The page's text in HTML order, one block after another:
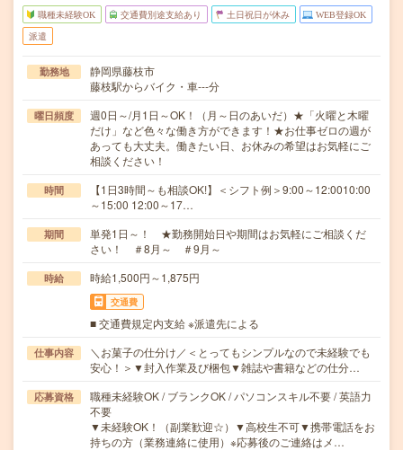
職種未経験OK 交通費別途支給あり 土日祝日が休み WEB登録OK
派遣
勤務地
静岡県藤枝市
藤枝駅からバイク・車---分
曜日頻度
週0日～/月1日～OK！（月～日のあいだ）★「火曜と木曜
だけ」など色々な働き方ができます！★お仕事ゼロの週が
あっても大丈夫。働きたい日、お休みの希望はお気軽にご
相談ください！
時間
【1日3時間～も相談OK!】＜シフト例＞9:00～12:0010:00
～15:00 12:00～17…
期間
単発1日～！ ★勤務開始日や期間はお気軽にご相談くだ
さい！ ＃8月～ ＃9月～
時給 時給1,500円～1,875円
交通費
■ 交通費規定内支給 ※派遣先による
仕事内容
＼お菓子の仕分け／＜とってもシンプルなので未経験でも
安心！＞▼封入作業及び梱包▼雑誌や書籍などの仕分…
応募資格
職種未経験OK / ブランクOK / パソコンスキル不要 / 英語力
不要
▼未経験OK！（副業歓迎☆）▼高校生不可▼携帯電話をお
持ちの方（業務連絡に使用）※応募後のご連絡はメ…